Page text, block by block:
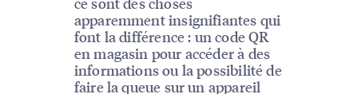
apparemment insignifiantes qui
font la différence : un code QR
en magasin pour accéder à des
informations ou la possibilité de
faire la queue sur un appareil